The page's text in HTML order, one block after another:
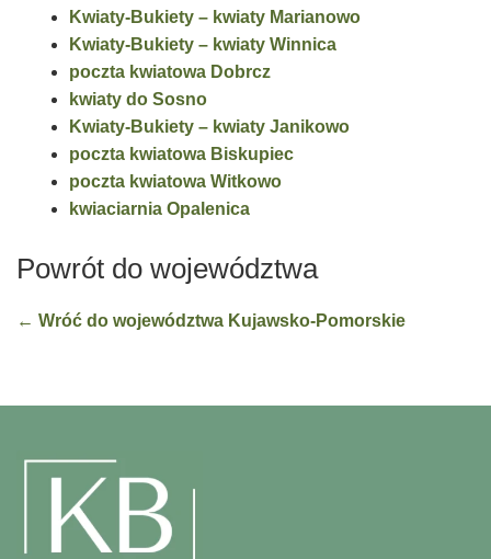
Kwiaty-Bukiety – kwiaty Marianowo
Kwiaty-Bukiety – kwiaty Winnica
poczta kwiatowa Dobrcz
kwiaty do Sosno
Kwiaty-Bukiety – kwiaty Janikowo
poczta kwiatowa Biskupiec
poczta kwiatowa Witkowo
kwiaciarnia Opalenica
Powrót do województwa
← Wróć do województwa Kujawsko-Pomorskie